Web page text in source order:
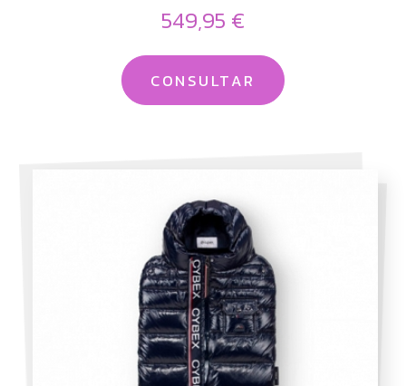
549,95 €
CONSULTAR